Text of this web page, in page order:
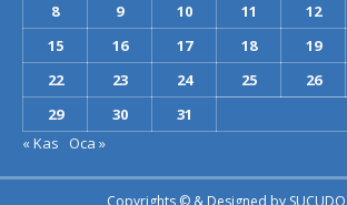
8
9 10 11 12
15
16 17 18 19
22
23 24 25 26
29
30
31
« Kas
Oca »
Copyrights © & Designed by SUCUDO